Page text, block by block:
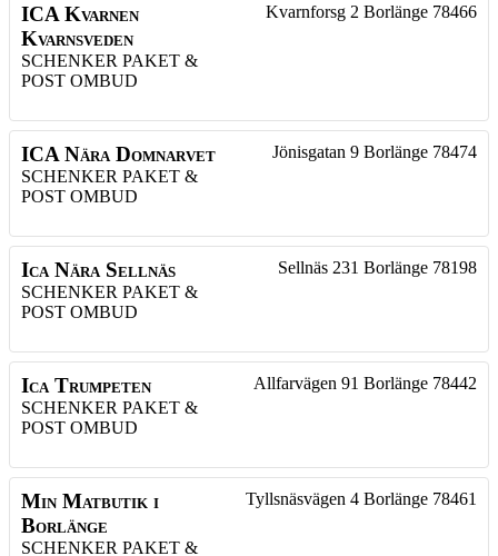
ICA Kvarnen
Kvarnsveden
SCHENKER PAKET &
POST OMBUD
Kvarnforsg 2 Borlänge 78466
ICA Nära Domnarvet
SCHENKER PAKET &
POST OMBUD
Jönisgatan 9 Borlänge 78474
Ica Nära Sellnäs
SCHENKER PAKET &
POST OMBUD
Sellnäs 231 Borlänge 78198
Ica Trumpeten
SCHENKER PAKET &
POST OMBUD
Allfarvägen 91 Borlänge 78442
Min Matbutik i
Borlänge
SCHENKER PAKET &
Tyllsnäsvägen 4 Borlänge 78461